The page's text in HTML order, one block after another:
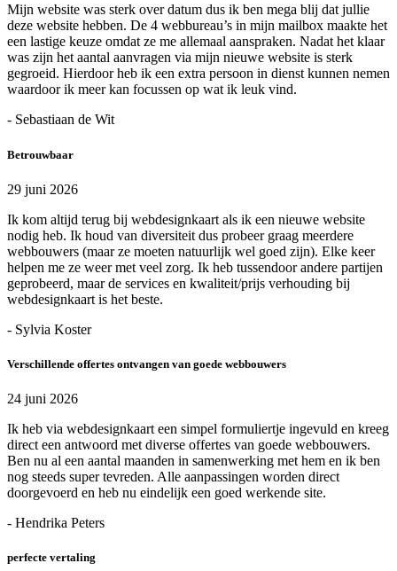
Mijn website was sterk over datum dus ik ben mega blij dat jullie
deze website hebben. De 4 webbureau’s in mijn mailbox maakte het
een lastige keuze omdat ze me allemaal aanspraken. Nadat het klaar
was zijn het aantal aanvragen via mijn nieuwe website is sterk
gegroeid. Hierdoor heb ik een extra persoon in dienst kunnen nemen
waardoor ik meer kan focussen op wat ik leuk vind.
- Sebastiaan de Wit
Betrouwbaar
29 juni 2026
Ik kom altijd terug bij webdesignkaart als ik een nieuwe website
nodig heb. Ik houd van diversiteit dus probeer graag meerdere
webbouwers (maar ze moeten natuurlijk wel goed zijn). Elke keer
helpen me ze weer met veel zorg. Ik heb tussendoor andere partijen
geprobeerd, maar de services en kwaliteit/prijs verhouding bij
webdesignkaart is het beste.
- Sylvia Koster
Verschillende offertes ontvangen van goede webbouwers
24 juni 2026
Ik heb via webdesignkaart een simpel formuliertje ingevuld en kreeg
direct een antwoord met diverse offertes van goede webbouwers.
Ben nu al een aantal maanden in samenwerking met hem en ik ben
nog steeds super tevreden. Alle aanpassingen worden direct
doorgevoerd en heb nu eindelijk een goed werkende site.
- Hendrika Peters
perfecte vertaling